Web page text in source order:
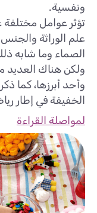
ونفسية.
تؤثر عوامل
علم الوراثة
الصماء وما شابه
ولكن هناك العديد من
وأحد أبرزها، كما
الخفيفة في إطار
لمواصلة القراءة